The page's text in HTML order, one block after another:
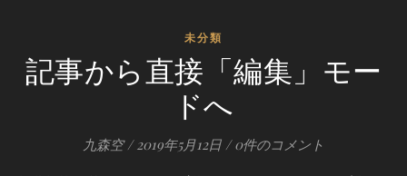
未分類
記事から直接「編集」モー
ドへ
九森空 / 2019年5月12日 / 0件のコメント